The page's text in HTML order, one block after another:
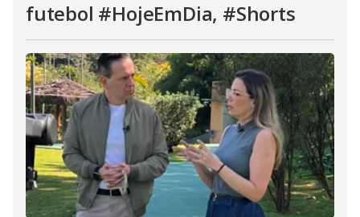
futebol #HojeEmDia, #Shorts